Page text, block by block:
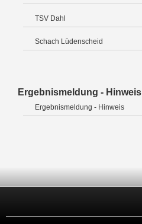
TSV Dahl
Schach Lüdenscheid
Ergebnismeldung - Hinweis
Ergebnismeldung - Hinweis